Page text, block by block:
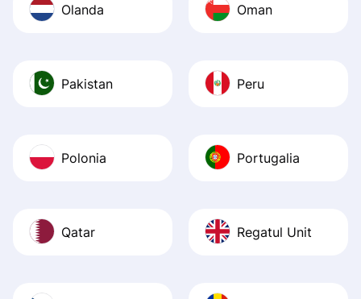
Olanda Oman
Pakistan Peru
Polonia Portugalia
Qatar Regatul Unit